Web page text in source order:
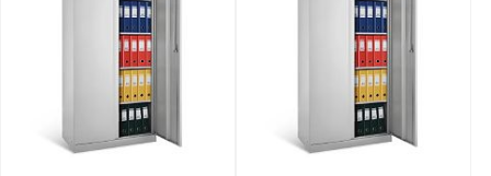
Тип покрытия поверхности:
порошковое
Количество полок, шт.:
от до